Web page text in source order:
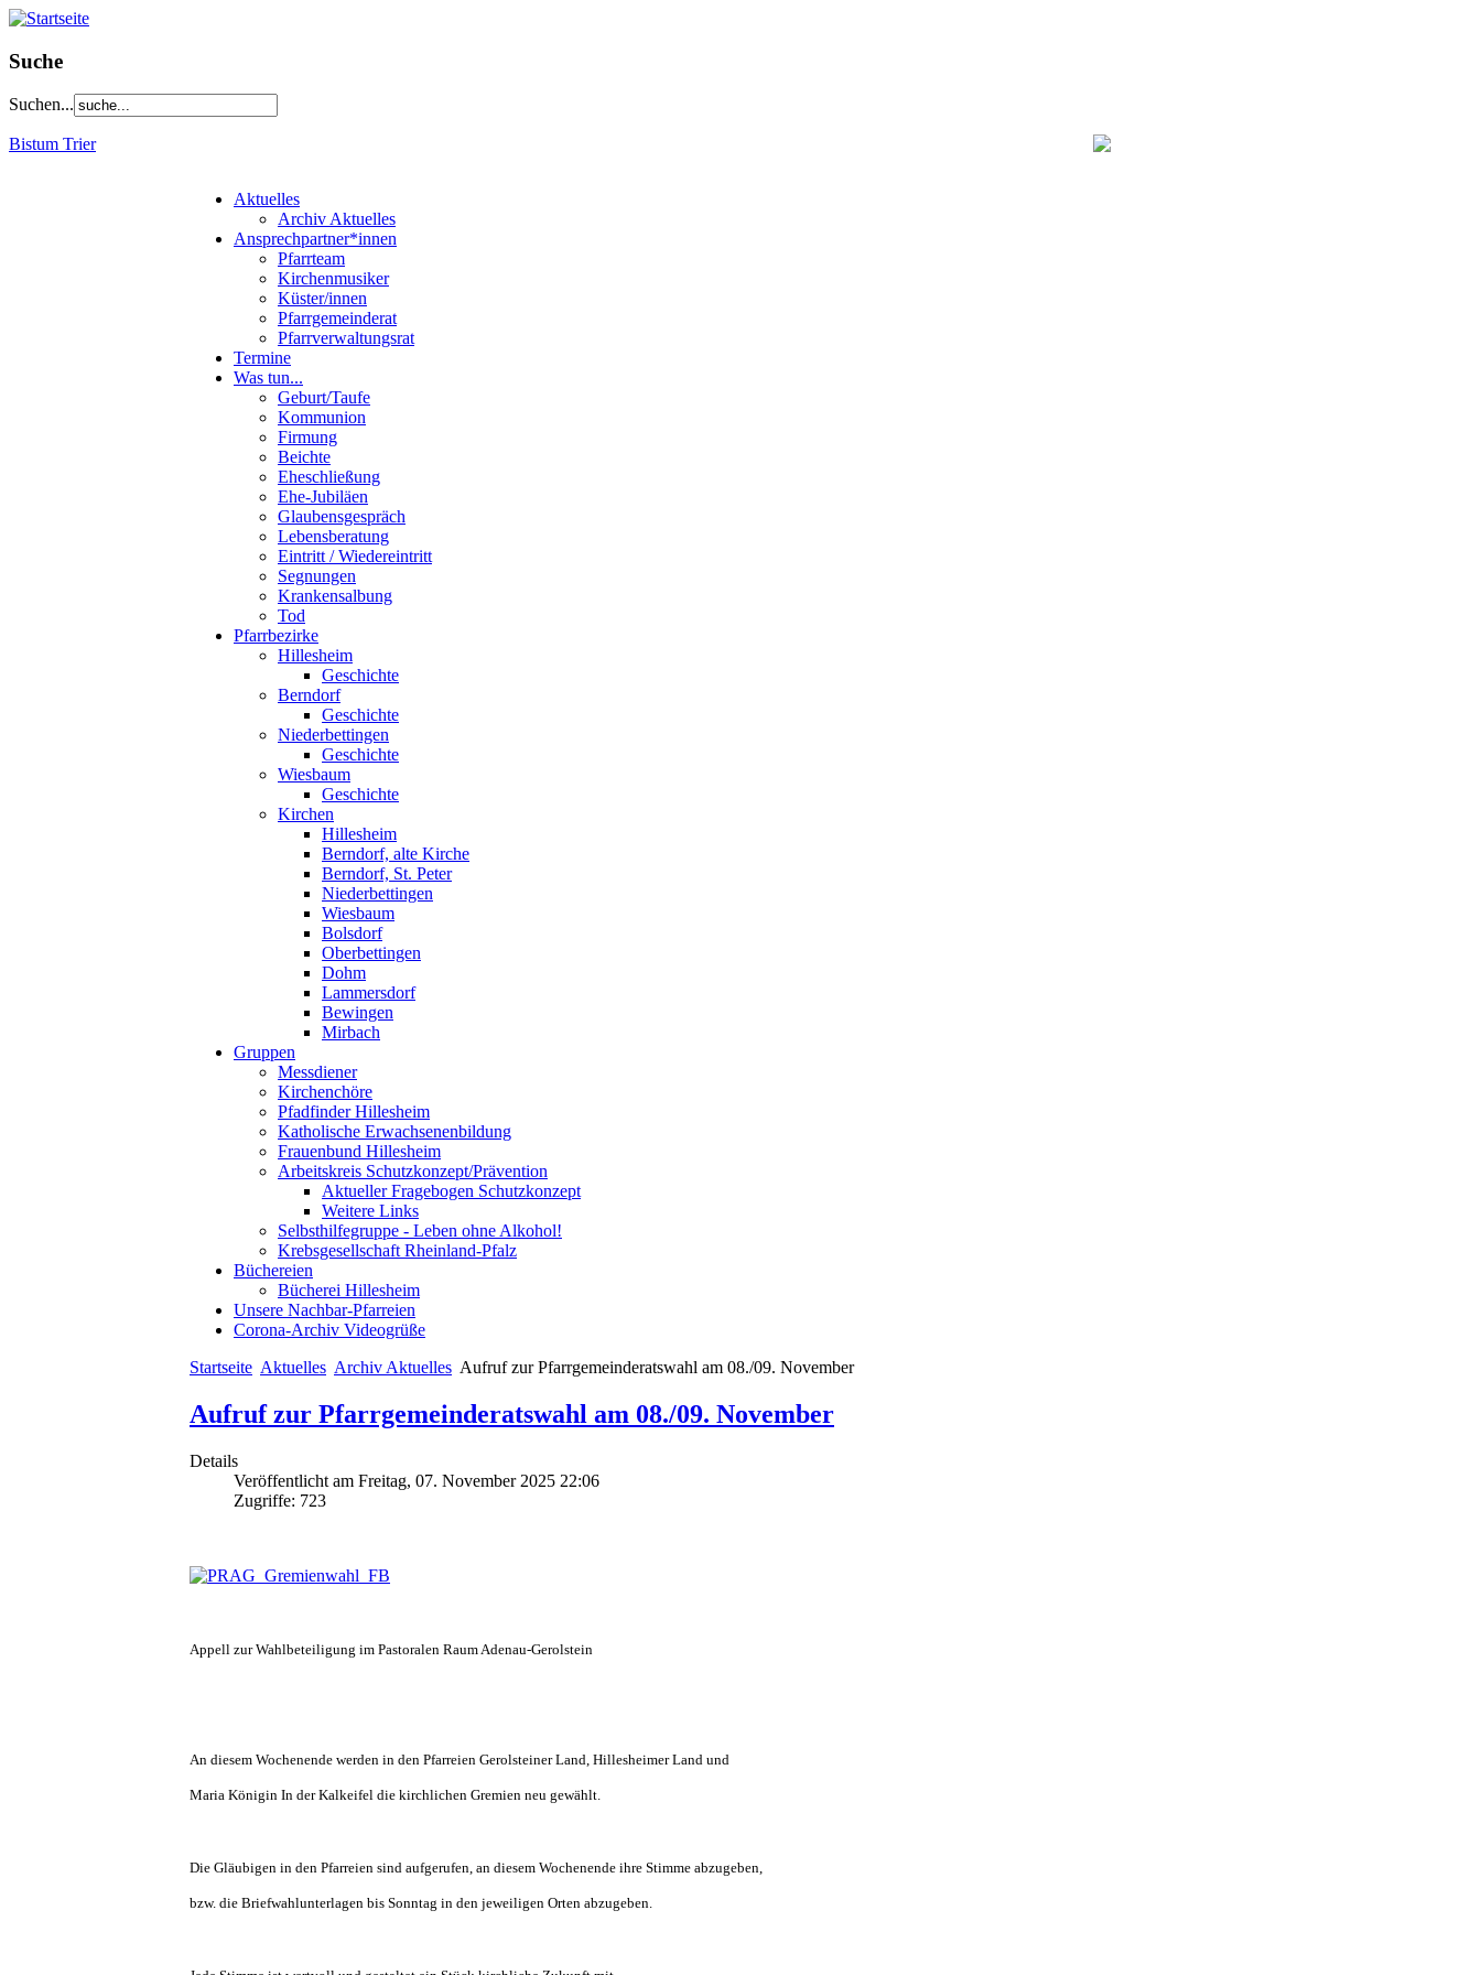
Suche
Suchen...
Bistum Trier
Aktuelles
Archiv Aktuelles
Ansprechpartner*innen
Pfarrteam
Kirchenmusiker
Küster/innen
Pfarrgemeinderat
Pfarrverwaltungsrat
Termine
Was tun...
Geburt/Taufe
Kommunion
Firmung
Beichte
Eheschließung
Ehe-Jubiläen
Glaubensgespräch
Lebensberatung
Eintritt / Wiedereintritt
Segnungen
Krankensalbung
Tod
Pfarrbezirke
Hillesheim
Geschichte
Berndorf
Geschichte
Niederbettingen
Geschichte
Wiesbaum
Geschichte
Kirchen
Hillesheim
Berndorf, alte Kirche
Berndorf, St. Peter
Niederbettingen
Wiesbaum
Bolsdorf
Oberbettingen
Dohm
Lammersdorf
Bewingen
Mirbach
Gruppen
Messdiener
Kirchenchöre
Pfadfinder Hillesheim
Katholische Erwachsenenbildung
Frauenbund Hillesheim
Arbeitskreis Schutzkonzept/Prävention
Aktueller Fragebogen Schutzkonzept
Weitere Links
Selbsthilfegruppe - Leben ohne Alkohol!
Krebsgesellschaft Rheinland-Pfalz
Büchereien
Bücherei Hillesheim
Unsere Nachbar-Pfarreien
Corona-Archiv Videogrüße
Startseite Aktuelles Archiv Aktuelles Aufruf zur Pfarrgemeinderatswahl am 08./09. November
Aufruf zur Pfarrgemeinderatswahl am 08./09. November
Details
Veröffentlicht am Freitag, 07. November 2025 22:06
Zugriffe: 723
Appell zur Wahlbeteiligung im Pastoralen Raum Adenau-Gerolstein
An diesem Wochenende werden in den Pfarreien Gerolsteiner Land, Hillesheimer Land und
Maria Königin In der Kalkeifel die kirchlichen Gremien neu gewählt.
Die Gläubigen in den Pfarreien sind aufgerufen, an diesem Wochenende ihre Stimme abzugeben,
bzw. die Briefwahlunterlagen bis Sonntag in den jeweiligen Orten abzugeben.